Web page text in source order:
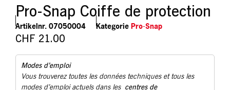
Pro-Snap Coiffe de protection
Artikelnr. 07050004 Kategorie Pro-Snap
CHF 21.00
Modes d’emploi
Vous trouverez toutes les données techniques et tous les
modes d’emploi actuels dans les centres de